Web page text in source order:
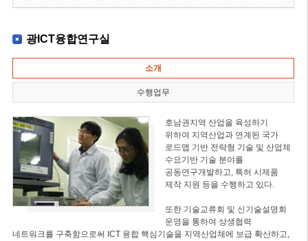
광ICT융합연구실
소개
수행업무
호남권지역 산업을 육성하기
위하여 지역산업과 연계된 국가
로드맵 기반 전략형 기술 및 산업체
수요기반 기술 분야를
공동연구개발하고, 특허 시제품
제작 지원 등을 수행하고 있다.
또한 기술교류회 및 신기술설명회
운영을 통하여 상생협력
네트워크를 구축함으로써 ICT 융합 핵심기술을 지역산업체에 보급 확산하고,